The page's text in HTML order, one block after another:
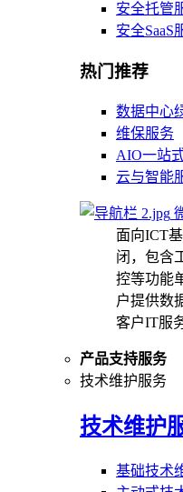
安全托管
安全SaaS
热门推荐
数据中心
维保服务
AIO一站
云与智能
面向ICT
闭，包含
控等功能
户提供数
客户IT服
产品支持服务
技术维护服务
技术维护
基础技术